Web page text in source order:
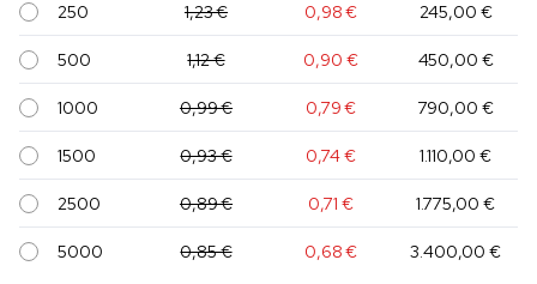
250 1,23 € 0,98 € 245,00 €
500 1,12 € 0,90 € 450,00 €
1000 0,99 € 0,79 € 790,00 €
1500 0,93 € 0,74 € 1.110,00 €
2500 0,89 € 0,71 € 1.775,00 €
5000 0,85 € 0,68 € 3.400,00 €